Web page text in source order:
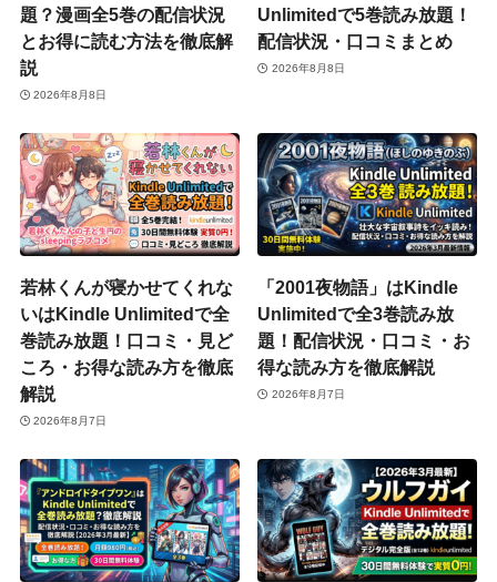
題？漫画全5巻の配信状況
とお得に読む方法を徹底解
説
2026年8月8日
Unlimitedで5巻読み放題！
配信状況・口コミまとめ
2026年8月8日
若林くんが寝かせてくれな
いはKindle Unlimitedで全
巻読み放題！口コミ・見ど
ころ・お得な読み方を徹底
解説
2026年8月7日
「2001夜物語」はKindle
Unlimitedで全3巻読み放
題！配信状況・口コミ・お
得な読み方を徹底解説
2026年8月7日